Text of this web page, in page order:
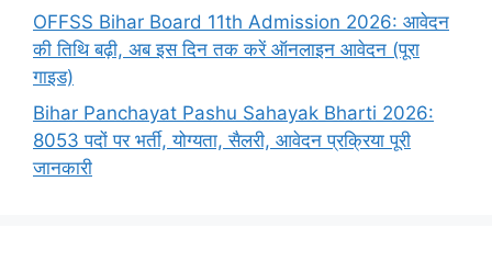
OFFSS Bihar Board 11th Admission 2026: आवेदन
की तिथि बढ़ी, अब इस दिन तक करें ऑनलाइन आवेदन (पूरा
गाइड)
Bihar Panchayat Pashu Sahayak Bharti 2026:
8053 पदों पर भर्ती, योग्यता, सैलरी, आवेदन प्रक्रिया पूरी
जानकारी